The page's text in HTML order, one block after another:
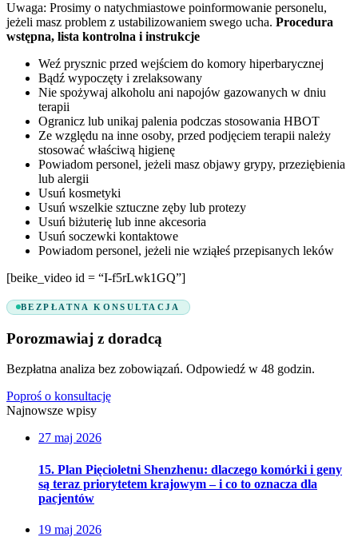
Uwaga: Prosimy o natychmiastowe poinformowanie personelu,
jeżeli masz problem z ustabilizowaniem swego ucha. Procedura
wstępna, lista kontrolna i instrukcje
Weź prysznic przed wejściem do komory hiperbarycznej
Bądź wypoczęty i zrelaksowany
Nie spożywaj alkoholu ani napojów gazowanych w dniu
terapii
Ogranicz lub unikaj palenia podczas stosowania HBOT
Ze względu na inne osoby, przed podjęciem terapii należy
stosować właściwą higienę
Powiadom personel, jeżeli masz objawy grypy, przeziębienia
lub alergii
Usuń kosmetyki
Usuń wszelkie sztuczne zęby lub protezy
Usuń biżuterię lub inne akcesoria
Usuń soczewki kontaktowe
Powiadom personel, jeżeli nie wziąłeś przepisanych leków
[beike_video id = “I-f5rLwk1GQ”]
BEZPŁATNA KONSULTACJA
Porozmawiaj z doradcą
Bezpłatna analiza bez zobowiązań. Odpowiedź w 48 godzin.
Poproś o konsultację
Najnowsze wpisy
27 maj 2026
15. Plan Pięcioletni Shenzhenu: dlaczego komórki i geny
są teraz priorytetem krajowym – i co to oznacza dla
pacjentów
19 maj 2026